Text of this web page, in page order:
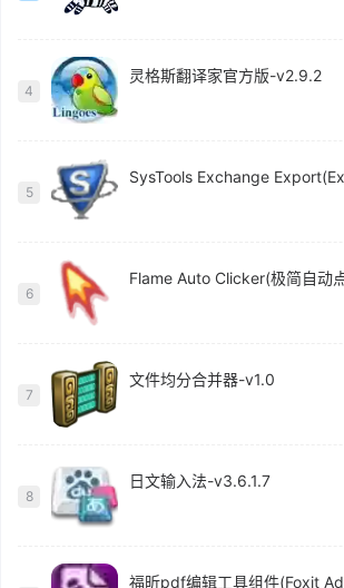
4
灵格斯翻译家官方版-v2.9.2
5
6
7
文件均分合并器-v1.0
8
日文输入法-v3.6.1.7